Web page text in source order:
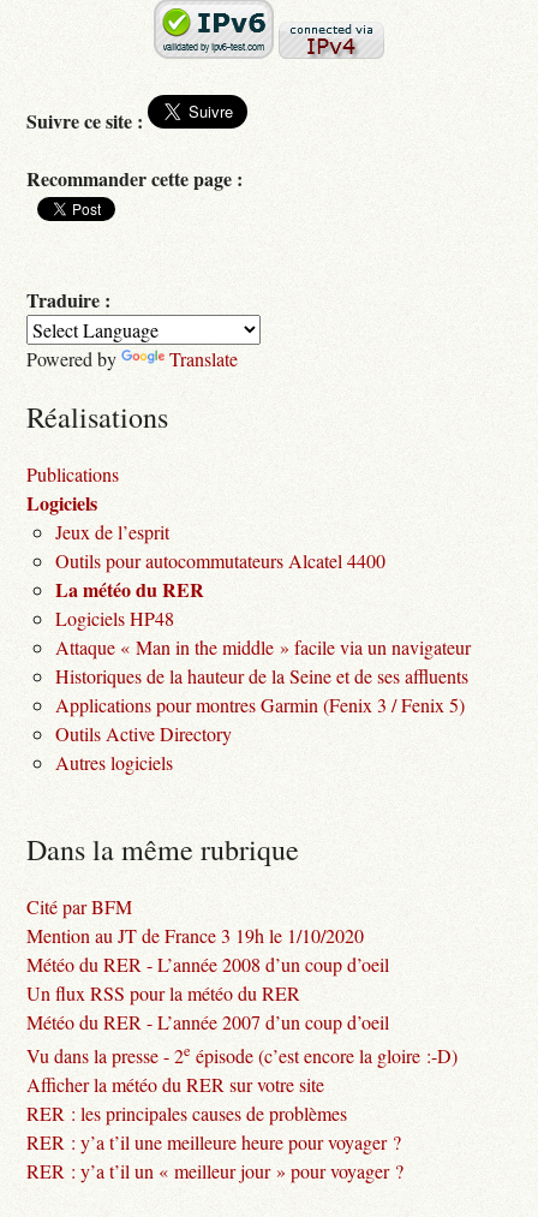
Suivre ce site :
Recommander cette page :
Traduire :
Powered by Translate
Réalisations
Publications
Logiciels
Jeux de l’esprit
Outils pour autocommutateurs Alcatel 4400
La météo du RER
Logiciels HP48
Attaque « Man in the middle » facile via un navigateur
Historiques de la hauteur de la Seine et de ses affluents
Applications pour montres Garmin (Fenix 3 / Fenix 5)
Outils Active Directory
Autres logiciels
Dans la même rubrique
Cité par BFM
Mention au JT de France 3 19h le 1/10/2020
Météo du RER - L’année 2008 d’un coup d’oeil
Un flux RSS pour la météo du RER
Météo du RER - L’année 2007 d’un coup d’oeil
Vu dans la presse - 2e épisode (c’est encore la gloire :-D)
Afficher la météo du RER sur votre site
RER : les principales causes de problèmes
RER : y’a t’il une meilleure heure pour voyager ?
RER : y’a t’il un « meilleur jour » pour voyager ?